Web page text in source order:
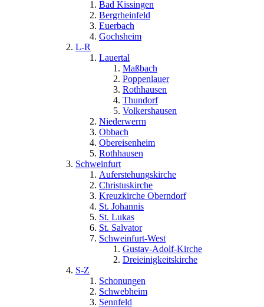
Bad Kissingen
Bergrheinfeld
Euerbach
Gochsheim
L-R
Lauertal
Maßbach
Poppenlauer
Rothhausen
Thundorf
Volkershausen
Niederwerrn
Obbach
Obereisenheim
Rothhausen
Schweinfurt
Auferstehungskirche
Christuskirche
Kreuzkirche Oberndorf
St. Johannis
St. Lukas
St. Salvator
Schweinfurt-West
Gustav-Adolf-Kirche
Dreieinigkeitskirche
S-Z
Schonungen
Schwebheim
Sennfeld